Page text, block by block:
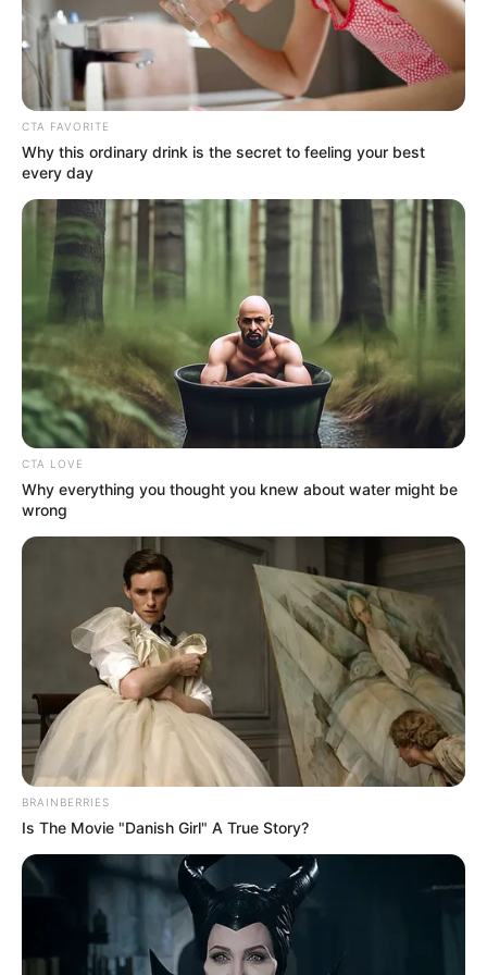
1. Gyo Hyo Jin sebagai Dong Baek
(foto: KBS2)
CTA FAVORITE
Why this ordinary drink is the secret to feeling your best
every day
CTA LOVE
Why everything you thought you knew about water might be
wrong
BRAINBERRIES
Is The Movie "Danish Girl" A True Story?